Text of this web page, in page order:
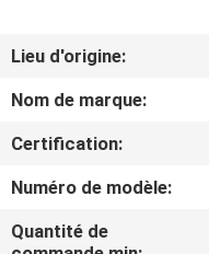
VR
A
PROPOS
Lieu d'origine:
Nom de marque:
Certification:
Numéro de modèle:
Quantité de